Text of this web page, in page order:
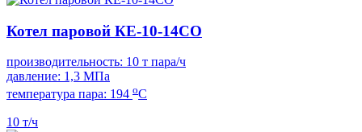
Котел паровой КЕ-10-14СО
производительность: 10 т пара/ч
давление: 1,3 МПа
температура пара: 194 оС
10 т/ч